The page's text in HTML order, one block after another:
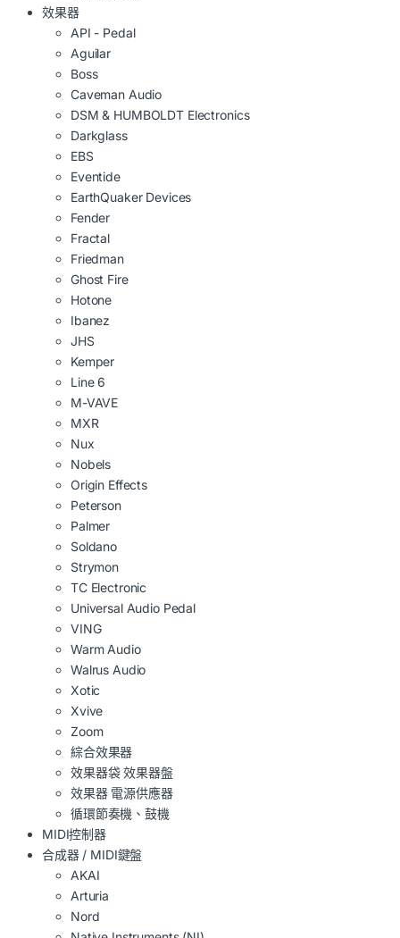
效果器
API - Pedal
Aguilar
Boss
Caveman Audio
DSM & HUMBOLDT Electronics
Darkglass
EBS
Eventide
EarthQuaker Devices
Fender
Fractal
Friedman
Ghost Fire
Hotone
Ibanez
JHS
Kemper
Line 6
M-VAVE
MXR
Nux
Nobels
Origin Effects
Peterson
Palmer
Soldano
Strymon
TC Electronic
Universal Audio Pedal
VING
Warm Audio
Walrus Audio
Xotic
Xvive
Zoom
綜合效果器
效果器袋 效果器盤
效果器 電源供應器
循環節奏機、鼓機
MIDI控制器
合成器 / MIDI鍵盤
AKAI
Arturia
Nord